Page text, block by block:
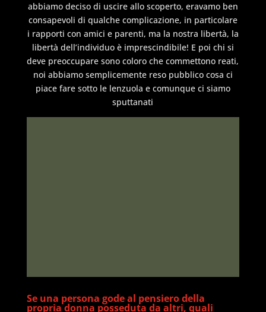
abbiamo deciso di uscire allo scoperto, eravamo ben
consapevoli di qualche complicazione, in particolare
i rapporti con amici e parenti, ma la nostra libertà, la
libertà dell’individuo è imprescindibile! E poi chi si
deve preoccupare sono coloro che commettono reati,
noi abbiamo semplicemente reso pubblico cosa ci
piace fare sotto le lenzuola e comunque ci siamo
sputtanati
Se una persona gode al pensiero della
propria donna posseduta da altri, quali